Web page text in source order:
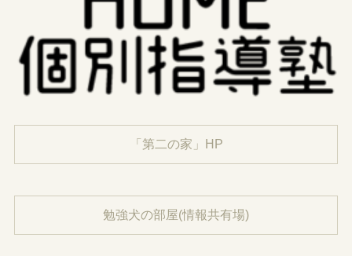
「第二の家」HP
勉強犬の部屋(情報共有場)